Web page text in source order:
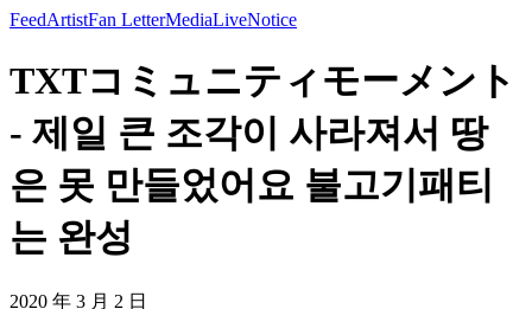
FeedArtistFan LetterMediaLiveNotice
TXTコミュニティモーメント
- 제일 큰 조각이 사라져서 땅
은 못 만들었어요 불고기패티
는 완성
2020 年 3 月 2 日